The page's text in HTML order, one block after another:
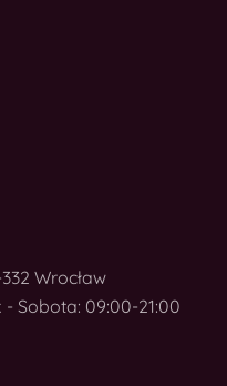
Wrocław
Sobota: 09:00-21:00